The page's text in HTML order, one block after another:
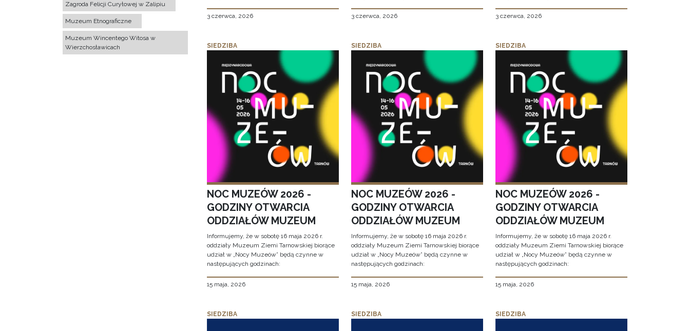
Zagroda Felicji Curyłowej w Zalipiu
Muzeum Etnograficzne
Muzeum Wincentego Witosa w
Wierzchosławicach
3 czerwca, 2026 3 czerwca, 2026 3 czerwca, 2026
SIEDZIBA
NOC MUZEÓW 2026 -
GODZINY OTWARCIA
ODDZIAŁÓW MUZEUM
Informujemy, że w sobotę 16 maja 2026 r.
oddziały Muzeum Ziemi Tarnowskiej biorące
udział w „Nocy Muzeów” będą czynne w
następujących godzinach:
15 maja, 2026
SIEDZIBA
NOC MUZEÓW 2026 -
GODZINY OTWARCIA
ODDZIAŁÓW MUZEUM
Informujemy, że w sobotę 16 maja 2026 r.
oddziały Muzeum Ziemi Tarnowskiej biorące
udział w „Nocy Muzeów” będą czynne w
następujących godzinach:
15 maja, 2026
SIEDZIBA
NOC MUZEÓW 2026 -
GODZINY OTWARCIA
ODDZIAŁÓW MUZEUM
Informujemy, że w sobotę 16 maja 2026 r.
oddziały Muzeum Ziemi Tarnowskiej biorące
udział w „Nocy Muzeów” będą czynne w
następujących godzinach:
15 maja, 2026
SIEDZIBA SIEDZIBA SIEDZIBA